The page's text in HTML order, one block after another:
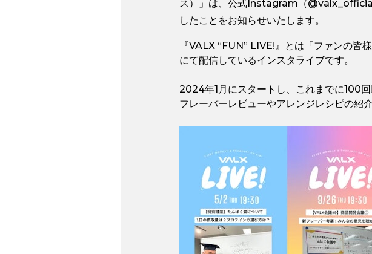
ス）」は、公式Instagram（
したことをお知らせいたします。
『VALX “FUN” LIVE!』とは「ファンの
にて配信しているインスタライブです。
2024年1月にスタートし、これまでに100回
フレーバーレビューやアレンジレシピの紹